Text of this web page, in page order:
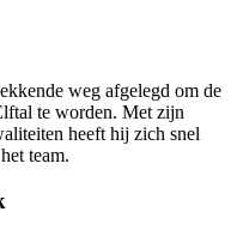
weg afgelegd om de
te worden. Met zijn
heeft hij zich snel
team.